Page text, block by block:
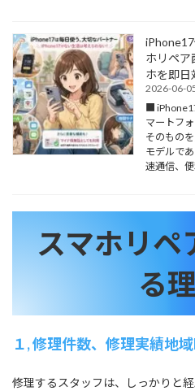
ホリペア
ホを即日
2026-06-
■
マートフ
そのもの
モデルで
速通信、
スマホリペ
る
１, 修理件数、修理実績地
修理するスタッフは、しっかりと